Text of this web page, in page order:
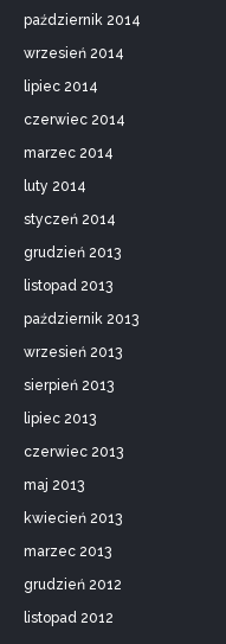
październik 2014
wrzesień 2014
lipiec 2014
czerwiec 2014
marzec 2014
luty 2014
styczeń 2014
grudzień 2013
listopad 2013
październik 2013
wrzesień 2013
sierpień 2013
lipiec 2013
czerwiec 2013
maj 2013
kwiecień 2013
marzec 2013
grudzień 2012
listopad 2012